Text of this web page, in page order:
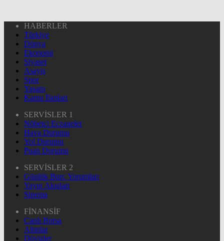
HABERLER
Türkiye
Dünya
Ekonomi
Siyaset
Asayiş
Spor
Yaşam
Kamu İlanları
SERVİSLER 1
Nöbetçi Eczaneler
Hava Durumu
Yol Durumu
Puan Durumu
SERVİSLER 2
Günlük Burç Yorumları
Yayın Akışları
Sinema
FİNANSİF
Canlı Borsa
Altınlar
Dövizler